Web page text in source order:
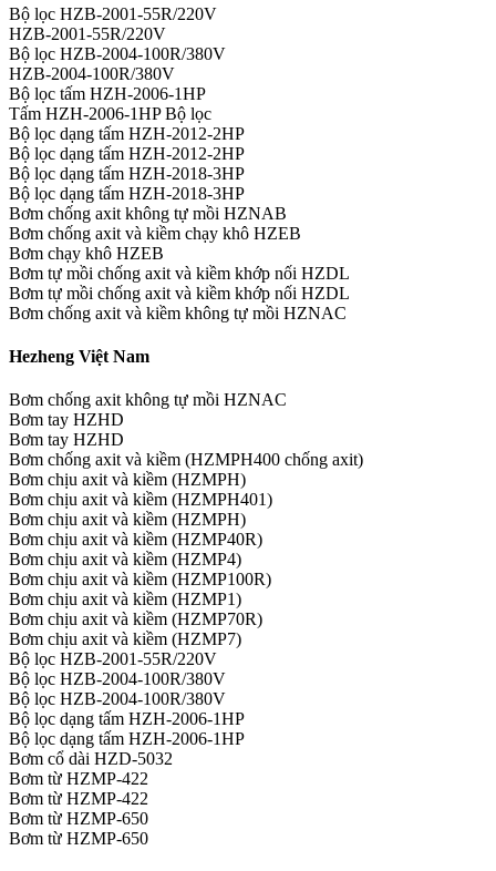
Bộ lọc HZB-2001-55R/220V
HZB-2001-55R/220V
Bộ lọc HZB-2004-100R/380V
HZB-2004-100R/380V
Bộ lọc tấm HZH-2006-1HP
Tấm HZH-2006-1HP Bộ lọc
Bộ lọc dạng tấm HZH-2012-2HP
Bộ lọc dạng tấm HZH-2012-2HP
Bộ lọc dạng tấm HZH-2018-3HP
Bộ lọc dạng tấm HZH-2018-3HP
Bơm chống axit không tự mồi HZNAB
Bơm chống axit và kiềm chạy khô HZEB
Bơm chạy khô HZEB
Bơm tự mồi chống axit và kiềm khớp nối HZDL
Bơm tự mồi chống axit và kiềm khớp nối HZDL
Bơm chống axit và kiềm không tự mồi HZNAC
Hezheng Việt Nam
Bơm chống axit không tự mồi HZNAC
Bơm tay HZHD
Bơm tay HZHD
Bơm chống axit và kiềm (HZMPH400 chống axit)
Bơm chịu axit và kiềm (HZMPH)
Bơm chịu axit và kiềm (HZMPH401)
Bơm chịu axit và kiềm (HZMPH)
Bơm chịu axit và kiềm (HZMP40R)
Bơm chịu axit và kiềm (HZMP4)
Bơm chịu axit và kiềm (HZMP100R)
Bơm chịu axit và kiềm (HZMP1)
Bơm chịu axit và kiềm (HZMP70R)
Bơm chịu axit và kiềm (HZMP7)
Bộ lọc HZB-2001-55R/220V
Bộ lọc HZB-2004-100R/380V
Bộ lọc HZB-2004-100R/380V
Bộ lọc dạng tấm HZH-2006-1HP
Bộ lọc dạng tấm HZH-2006-1HP
Bơm cổ dài HZD-5032
Bơm từ HZMP-422
Bơm từ HZMP-422
Bơm từ HZMP-650
Bơm từ HZMP-650